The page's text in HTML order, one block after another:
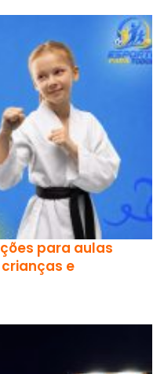
para aulas
e